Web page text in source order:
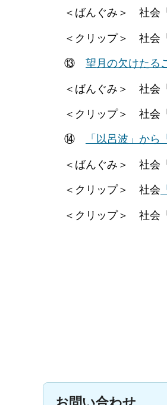
＜ばんぐみ＞ 社会「
＜クリップ＞ 社会「
⑬ 望月の欠けたる
＜ばんぐみ＞ 社会「
＜クリップ＞ 社会「
⑭ 「以呂波」から
＜ばんぐみ＞ 社会「
＜クリップ＞ 社会
＜クリップ＞ 社会「